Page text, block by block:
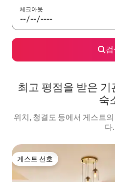
체크아웃
최고 평점을 받은
숙
위치, 청결도 등에서 게스트
다.
게스트 선호
게스트 선호